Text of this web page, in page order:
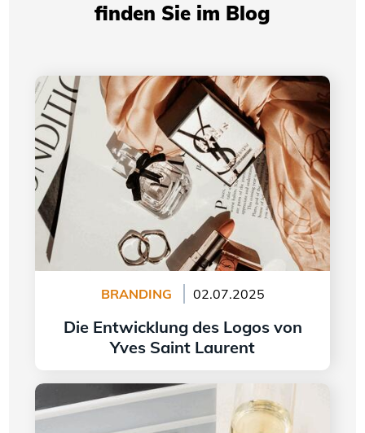
finden Sie im Blog
BRANDING 02.07.2025
Die Entwicklung des Logos von
Yves Saint Laurent
Weiter lesen
Die Entwicklung des Logos von Yves Saint
Laurent
Logogestaltung im Jahr 2024 - 5 Trends, die es
zu beachten gilt